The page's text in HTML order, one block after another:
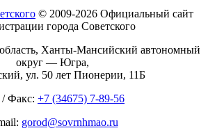
© 2009-2026 Официальный сайт
города Советского
Ханты-Мансийский автономный
округ — Югра,
ул. 50 лет Пионерии, 11Б
/ Факс: +7 (34675) 7-89-56
gorod@sovrnhmao.ru